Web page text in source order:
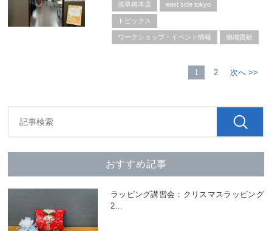
浅草橋本店 east side tokyo
トピックス
ワークショップ・イベント情報 地域貢献
1 2 次へ >>
おすすめ記事
ラッピング講習会：クリスマスラッピング
2…